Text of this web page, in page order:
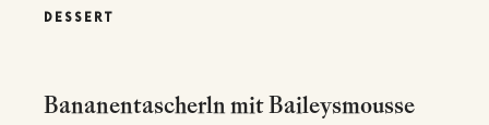
DESSERT
Bananentascherln mit Baileysmousse